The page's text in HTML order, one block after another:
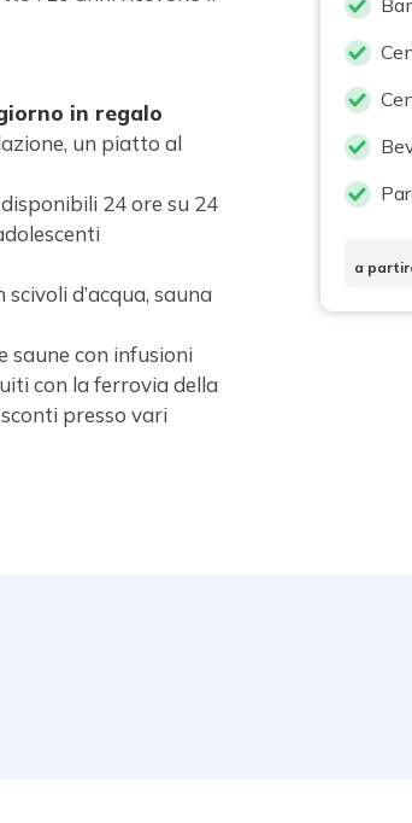
a
in regalo
un piatto al
24 ore su 24
d’acqua, sauna
saune con infusioni
con la ferrovia della
presso vari